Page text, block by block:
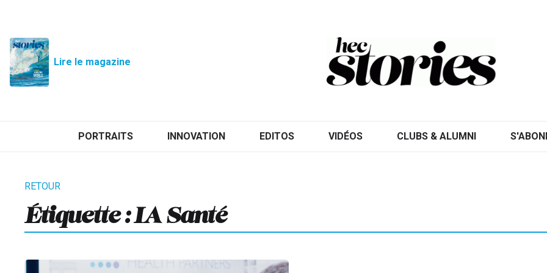
Lire le magazine
PORTRAITS INNOVATION EDITOS VIDÉOS CLUBS & ALUMNI
Étiquette : IA Santé